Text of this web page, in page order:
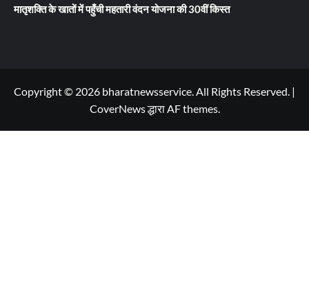
मातृशक्ति के खातों में पहुँची महतारी वंदन योजना की 30वीं किस्त
Copyright © 2026 bharatnewsservice. All Rights Reserved. |
CoverNewsद्धारा AF themes.